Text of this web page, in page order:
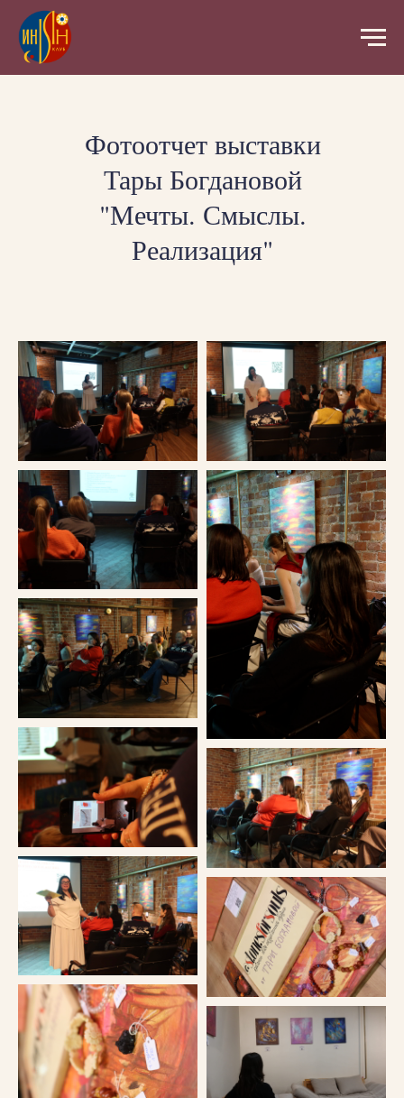
Фотоотчет выставки
Тары Богдановой
"Мечты. Смыслы.
Реализация"